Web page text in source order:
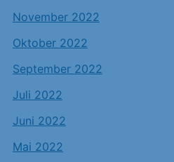
November 2022
Oktober 2022
September 2022
Juli 2022
Juni 2022
Mai 2022